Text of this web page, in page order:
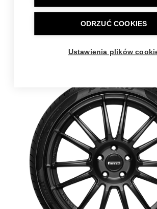
ODRZUĆ COOKIES
Ustawienia plików